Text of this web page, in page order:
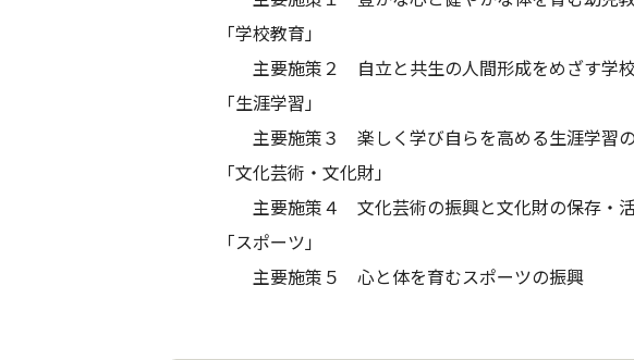
「学校教育」
主要施策２ 自立と共生の人間形成をめざす学校
「生涯学習」
主要施策３ 楽しく学び自らを高める生涯学習の
「文化芸術・文化財」
主要施策４ 文化芸術の振興と文化財の保存・
「スポーツ」
主要施策５ 心と体を育むスポーツの振興